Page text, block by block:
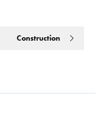
Construction